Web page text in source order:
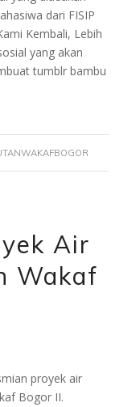
dari FISIP
Kembali, Lebih
yang akan
tumblr bambu
Air
Wakaf
proyek air
Bogor II.